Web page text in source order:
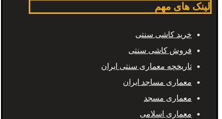
لینک های مهم
خرید کاشی سنتی
فروش کاشی سنتی
تاریخچه معماری سنتی ایران
معماری مساجد ایران
معماری مسجد
معماری اسلامی